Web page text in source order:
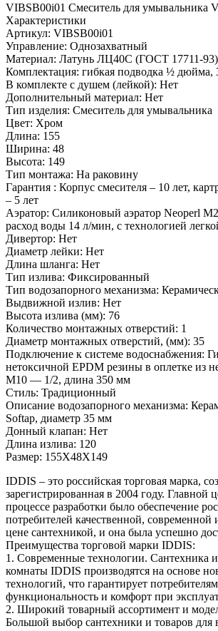
VIBSB00i01 Смеситель для умывальника
Характеристики
Артикул: VIBSB00i01
Управление: Однозахватный
Материал: Латунь ЛЦ40C (ГОСТ 17711-93)
Комплектация: гибкая подводка ½ дюйма,
В комплекте с душем (лейкой): Нет
Дополнительный материал: Нет
Тип изделия: Смеситель для умывальника
Цвет: Хром
Длина: 155
Ширина: 48
Высота: 149
Тип монтажа: На раковину
Гарантия : Корпус смесителя – 10 лет,
– 5 лет
Аэратор: Силиконовый аэратор Neoperl
расход воды 14 л/мин, с технологией
Дивертор: Нет
Диаметр лейки: Нет
Длина шланга: Нет
Тип излива: Фиксированный
Тип водозапорного механизма:
Выдвижной излив: Нет
Высота излива (мм): 76
Количество монтажных отверстий: 1
Диаметр монтажных отверстий, (мм): 35
Подключение к системе водоснабжения:
нетоксичной EPDM резины в оплетке из
М10 — 1/2, длина 350 мм
Стиль: Традиционный
Описание водозапорного механизма:
Softap, диаметр 35 мм
Донный клапан: Нет
Длина излива: 120
Размер: 155X48X149
IDDIS – это российская торговая марка,
зарегистрированная в 2004 году. Главной
процессе разработки было обеспечение
потребителей качественной, современной
цене сантехникой, и она была успешно
Преимущества торговой марки IDDIS:
1. Современные технологии. Сантехника
комнаты IDDIS производятся на основе
технологий, что гарантирует
функциональность и комфорт при
2. Широкий товарный ассортимент и
Большой выбор сантехники и товаров для